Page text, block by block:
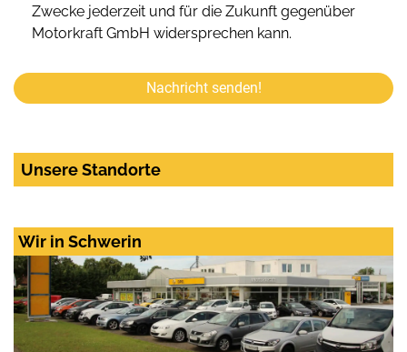
Zwecke jederzeit und für die Zukunft gegenüber
Motorkraft GmbH widersprechen kann.
Nachricht senden!
Unsere Standorte
Wir in Schwerin